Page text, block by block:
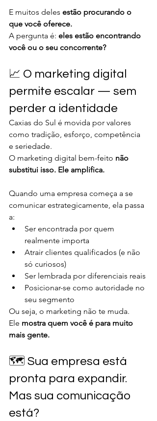
E muitos deles estão procurando o
que você oferece.
A pergunta é: eles estão encontrando
você ou o seu concorrente?
📈 O marketing digital
permite escalar — sem
perder a identidade
Caxias do Sul é movida por valores
como tradição, esforço, competência
e seriedade.
O marketing digital bem-feito não
substitui isso. Ele amplifica.
Quando uma empresa começa a se
comunicar estrategicamente, ela passa
a:
Ser encontrada por quem
realmente importa
Atrair clientes qualificados (e não
só curiosos)
Ser lembrada por diferenciais reais
Posicionar-se como autoridade no
seu segmento
Ou seja, o marketing não te muda.
Ele mostra quem você é para muito
mais gente.
🗺️ Sua empresa está
pronta para expandir.
Mas sua comunicação
está?